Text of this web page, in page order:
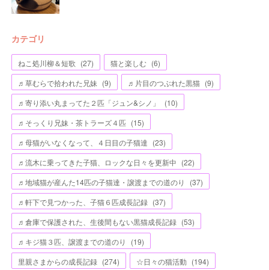
カテゴリ
ねこ処川柳＆短歌 (27) 猫と楽しむ (6)
♬草むらで拾われた兄妹 (9) ♬片目のつぶれた黒猫 (9)
♬寄り添い丸まってた２匹「ジュン&シノ」
(10)
♬そっくり兄妹・茶トラーズ４匹 (15)
♬母猫がいなくなって、４日目の子猫達 (23)
♬流木に乗ってきた子猫、ロックな日々を更新中 (22)
♬地域猫が産んた14匹の子猫達・譲渡までの道のり
(37)
♬軒下で見つかった、子猫６匹成長記録 (37)
♬倉庫で保護された、生後間もない黒猫成長記録 (53)
♬キジ猫３匹、譲渡までの道のり
(19)
里親さまからの成長記録 (274) ☆日々の猫活動 (194)